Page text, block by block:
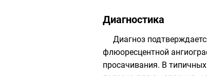
Диагностика
Диагноз
флюоресцентной
просачивания. В